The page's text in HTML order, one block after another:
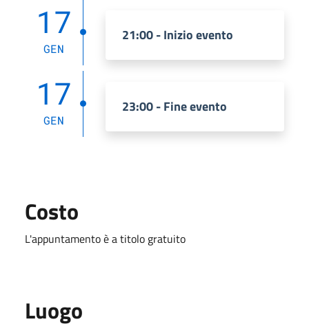
17
GEN
21:00 - Inizio evento
17
GEN
23:00 - Fine evento
Costo
L'appuntamento è a titolo gratuito
Luogo